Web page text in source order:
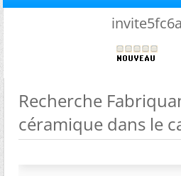
Recherche
céramique dans le